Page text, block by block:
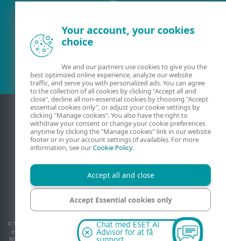
Eksisterende kunde?
Kontakt
Juridiske oplysninger
Rapportér sårbarheder
© 1992 - 2026 ESET, spol. s r.o. - Alle rettigheder forbeholdes. Varemærker anvendt her
er varemærker eller registrerede varemærker tilhørende ESET, spol. s r.o. eller ESET
North America. Alle andre navne eller mærker er registrerede varemærker tilhørende
Chat med ESET AI
Advisor for at få
Your account, your cookies
choice
We and our partners use cookies to give you the
best optimized online experience, analyze our website
traffic, and serve you with personalized ads. You can agree
to the collection of all cookies by clicking "Accept all and
close", decline all non-essential cookies by choosing "Accept
essential cookies only", or adjust your cookie settings by
clicking "Manage cookies". You also have the right to
withdraw your consent or change your cookie preferences
anytime by clicking the "Manage cookies" link in our website
footer or in your account settings (if available). For more
information, see ourCookie Policy.
Accept all and close
Accept Essential cookies only
Manage cookies